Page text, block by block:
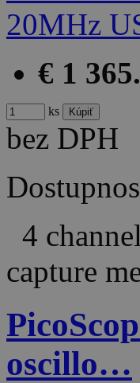
€ 1
ks
bez DPH
4
capture
oscillo…